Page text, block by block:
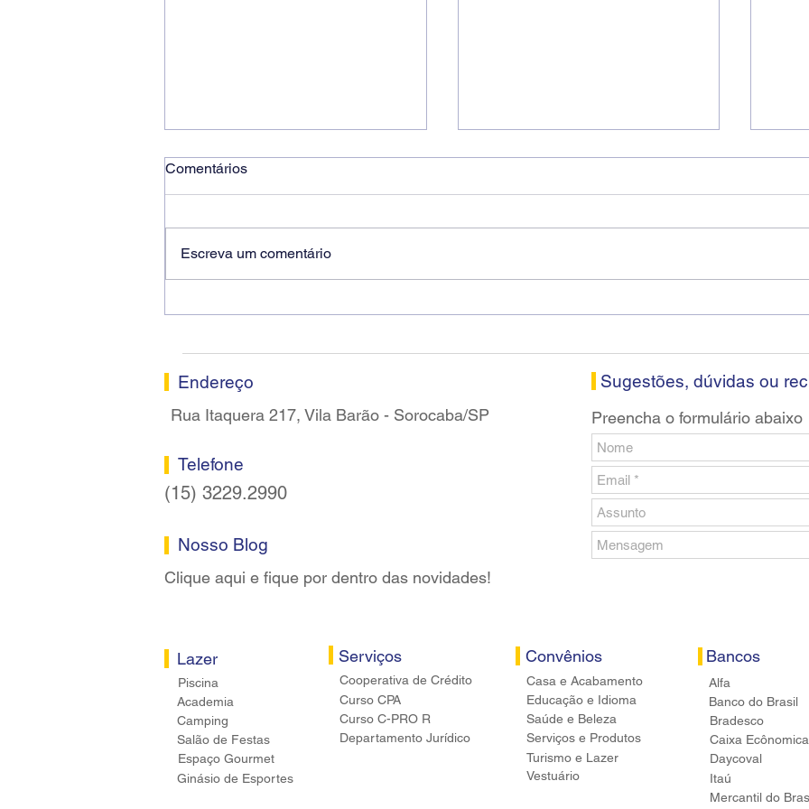
Comentários
Escreva um comentário
Endereço
Rua Itaquera 217, Vila Barão - Sorocaba/SP
Telefone
(15) 3229.2990
Nosso Blog
Clique aqui e fique por dentro das novidades!
Lazer
Piscina
Academia
Camping
Salão de Festas
Espaço Gourmet
Ginásio de Esportes
Serviços
Cooperativa de Crédito
Curso CPA
Curso C-PRO R
Departamento Jurídico
Sugestões, dúvidas ou
Preencha o formulário abaixo
Convênios
Casa e Acabamento
Educação e Idioma
Saúde e Beleza
Serviços e Produtos
Turismo e Lazer
Vestuário
Bancos
Alfa
Banco do Brasil
Bradesco
Caixa
Daycoval
Itaú
Mercantil do